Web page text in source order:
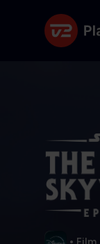
• Film